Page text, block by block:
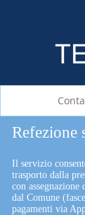
Refezione
Il servizio
trasporto dalla
con
dal Comune
pagamenti via